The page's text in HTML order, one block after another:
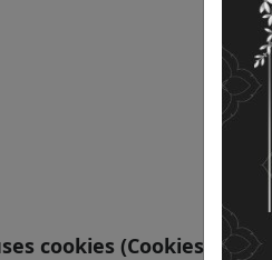
cookies (Cookies)